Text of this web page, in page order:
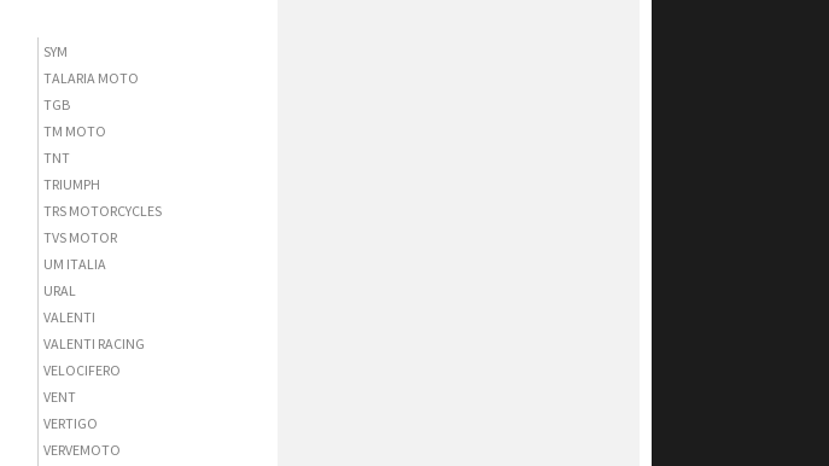
SYM
TALARIA MOTO
TGB
TM MOTO
TNT
TRIUMPH
TRS MOTORCYCLES
TVS MOTOR
UM ITALIA
URAL
VALENTI
VALENTI RACING
VELOCIFERO
VENT
VERTIGO
VERVEMOTO